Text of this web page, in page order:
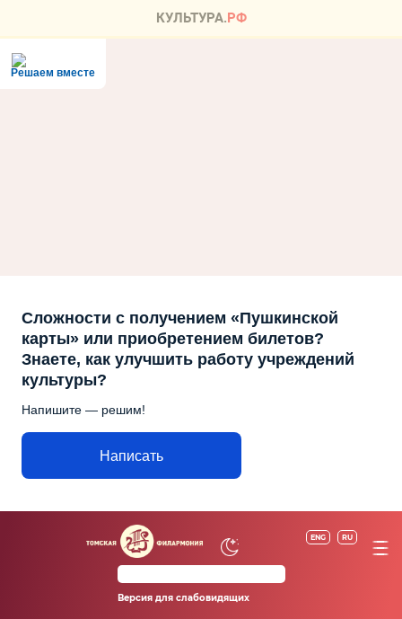
Решаем вместе
Сложности с получением «Пушкинской
карты» или приобретением билетов?
Знаете, как улучшить работу учреждений
культуры?
Напишите — решим!
Написать
ENG RU
Версия для слабовидящих